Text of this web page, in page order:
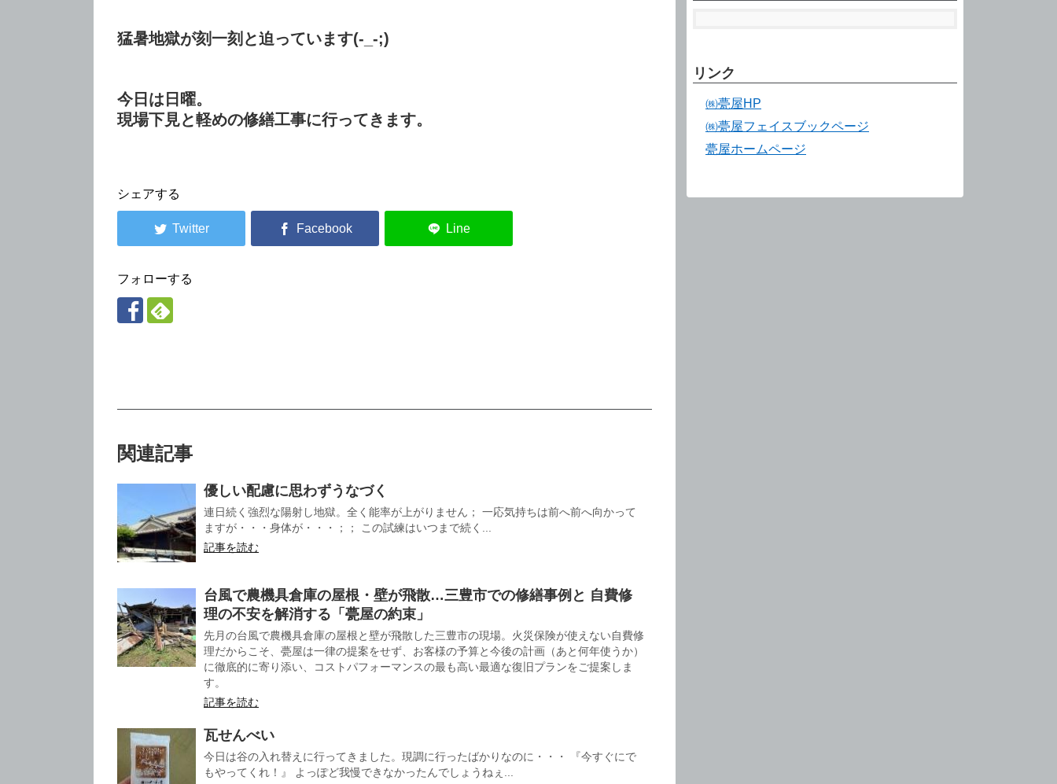
猛暑地獄が刻一刻と迫っています(-_-;)
今日は日曜。
現場下見と軽めの修繕工事に行ってきます。
シェアする
フォローする
関連記事
優しい配慮に思わずうなづく
連日続く強烈な陽射し地獄。全く能率が上がりません； 一応気持ちは前へ前へ向かって
ますが・・・身体が・・・；； この試練はいつまで続く...
記事を読む
台風で農機具倉庫の屋根・壁が飛散…三豊市での修繕事例と 自費修
理の不安を解消する「甍屋の約束」
先月の台風で農機具倉庫の屋根と壁が飛散した三豊市の現場。火災保険が使えない自費修
理だからこそ、甍屋は一律の提案をせず、お客様の予算と今後の計画（あと何年使うか）
に徹底的に寄り添い、コストパフォーマンスの最も高い最適な復旧プランをご提案しま
す。
記事を読む
瓦せんべい
今日は谷の入れ替えに行ってきました。現調に行ったばかりなのに・・・ 『今すぐにで
もやってくれ！』 よっぽど我慢できなかったんでしょうねぇ...
リンク
㈱甍屋HP
㈱甍屋フェイスブックページ
甍屋ホームページ